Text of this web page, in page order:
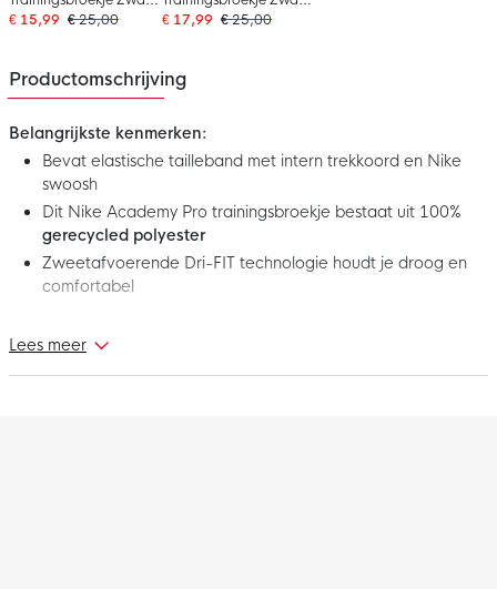
Wit
€ 15,99 € 25,00
Wit
€ 17,99 € 25,00
Productomschrijving
Belangrijkste kenmerken:
Bevat elastische tailleband met intern trekkoord en Nike
swoosh
Dit Nike Academy Pro trainingsbroekje bestaat uit 100%
gerecycled polyester
Zweetafvoerende Dri-FIT technologie houdt je droog en
comfortabel
Dit is het nieuwe Nike Academy Pro 24 Trainingsbroekje Zwart
Lees meer